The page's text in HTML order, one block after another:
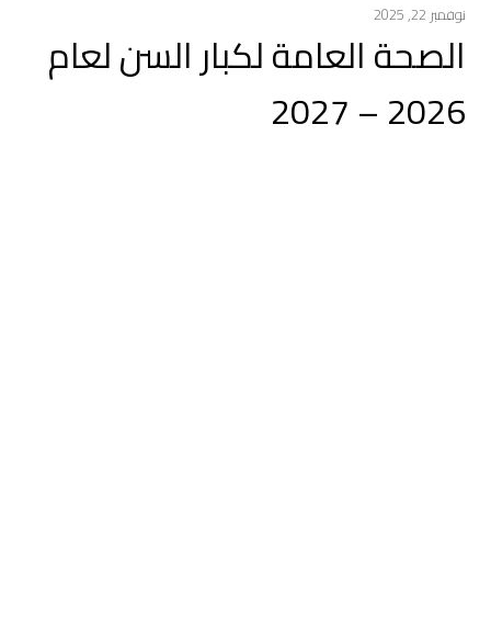
نوفمبر 22, 2025
الصحة العامة لكبار السن لعام
2026 – 2027